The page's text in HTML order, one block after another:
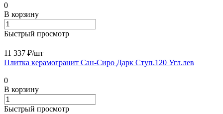
0
В корзину
Быстрый просмотр
11 337 ₽/шт
Плитка керамогранит Сан-Сиро Дарк Ступ.120 Угл.лев
0
В корзину
Быстрый просмотр